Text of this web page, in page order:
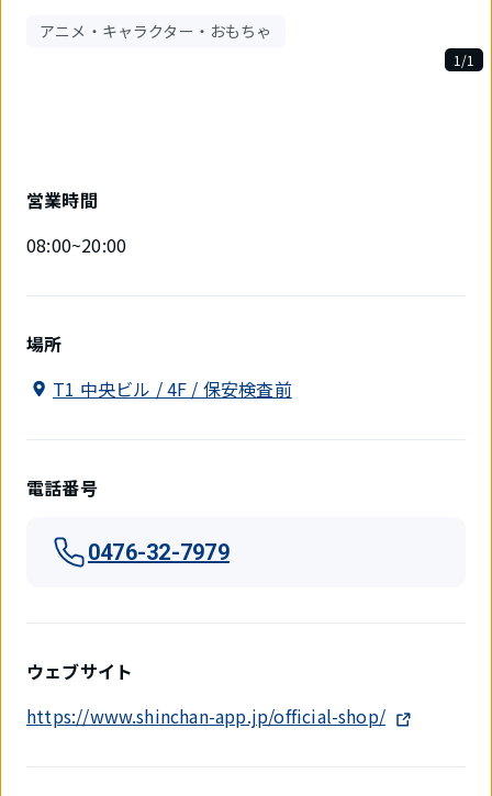
アニメ・キャラクター・おもちゃ
1/1
営業時間
08:00~20:00
場所
T1 中央ビル / 4F / 保安検査前
電話番号
0476-32-7979
ウェブサイト
https://www.shinchan-app.jp/official-shop/